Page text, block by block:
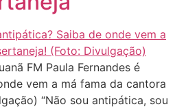
FM Paula Fernandes é
vem a má fama da cantora
“Não sou antipática, sou